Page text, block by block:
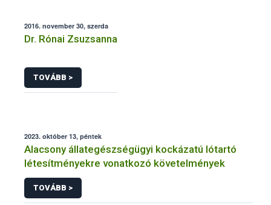
2016. november 30, szerda
Dr. Rónai Zsuzsanna
TOVÁBB >
2023. október 13, péntek
Alacsony állategészségügyi kockázatú lótartó
létesítményekre vonatkozó követelmények
TOVÁBB >